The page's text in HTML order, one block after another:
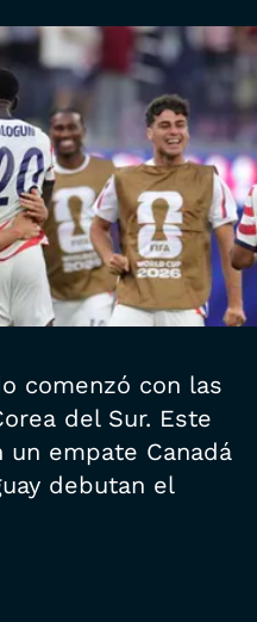
comenzó con las
del Sur. Este
empate Canadá
debutan el